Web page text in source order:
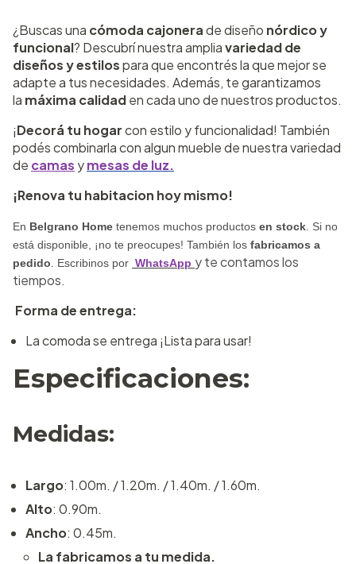
¿Buscas una cómoda cajonerade diseño nórdico y
funcional? Descubrí nuestra ampliavariedad de
diseños y estilospara que encontrés la que mejor se
adapte a tus necesidades. Además, te garantizamos
la máxima calidaden cada uno de nuestros productos.
¡Decorá tu hogarcon estilo y funcionalidad! También
podés combinarla con algun mueble de nuestra variedad
de camas ymesas de luz.
¡Renova tu habitacion hoy mismo!
En Belgrano Home tenemos muchos productos en stock . Si no
está disponible, ¡no te preocupes! También los fabricamos a
pedido . Escribinos por WhatsApp y te contamos los
tiempos.
Forma de entrega:
La comoda se entrega ¡Lista para usar!
Especificaciones:
Medidas:
Largo: 1.00m. / 1.20m. / 1.40m. / 1.60m.
Alto: 0.90m.
Ancho: 0.45m.
La fabricamos a tu medida.